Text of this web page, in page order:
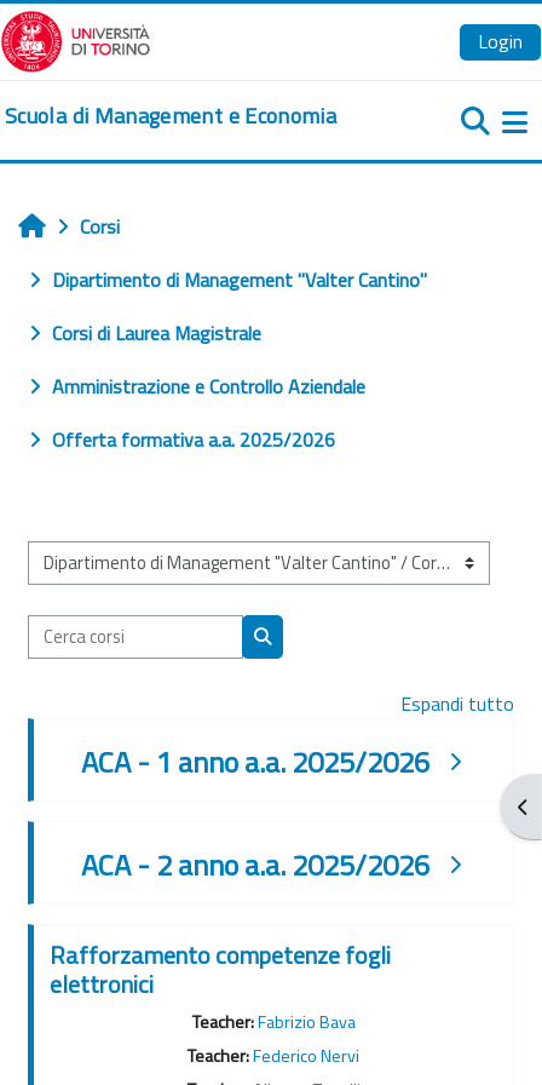
Vai al contenuto principale
Login
Scuola di Management e Economia
Home
Corsi
Dipartimento di Management "Valter Cantino"
Corsi di Laurea Magistrale
Amministrazione e Controllo Aziendale
Offerta formativa a.a. 2025/2026
Categorie di corso
Cerca corsi
Cerca corsi
Espandi tutto
ACA - 1 anno a.a. 2025/2026
ACA - 2 anno a.a. 2025/2026
Rafforzamento competenze fogli
elettronici
Teacher:Fabrizio Bava
Teacher:Federico Nervi